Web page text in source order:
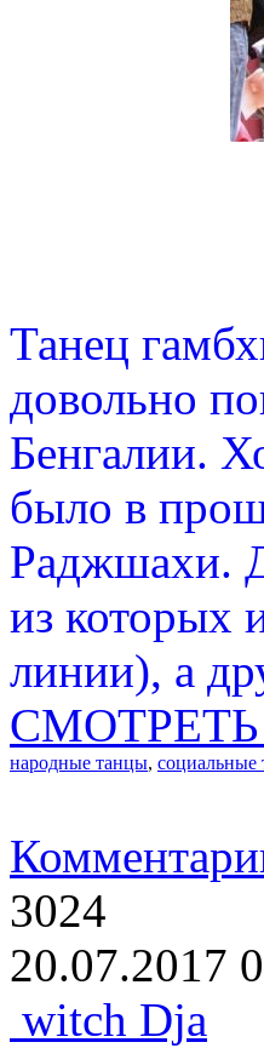
Танец
довольно
Бенгалии.
было в
Раджшахи.
из которых
линии), а
народные танцы, социальные
3024
20.07.2017
witch Dja